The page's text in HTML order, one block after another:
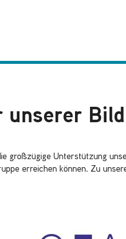
unserer
großzügige Unterstützung
erreichen können. Zu